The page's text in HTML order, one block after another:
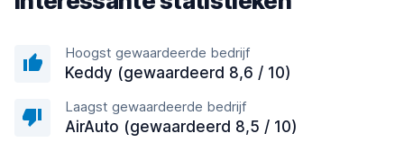
Hoogst gewaardeerde bedrijf
Keddy (gewaardeerd 8,6 / 10)
Laagst gewaardeerde bedrijf
AirAuto (gewaardeerd 8,5 / 10)